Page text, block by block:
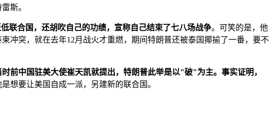
斯。
联合国，还胡吹自己的功绩，宣称自己结束了七八场战争。可笑的是，他
冲突，就在去年12月战火才重燃，期间特朗普还被泰国揶揄了一番，要不
前中国驻美大使崔天凯就提出，特朗普此举是以"破"为主。事实证明，
想要让美国自成一派，另建新的联合国。